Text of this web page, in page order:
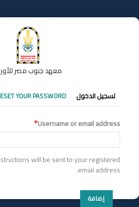
إلى
المحتوى
معهد جنوب مصر
التبويبات
الأساسية
تسجيل الدخول YOUR PASSWORD
Username or email address
will be sent to your registered
email address.